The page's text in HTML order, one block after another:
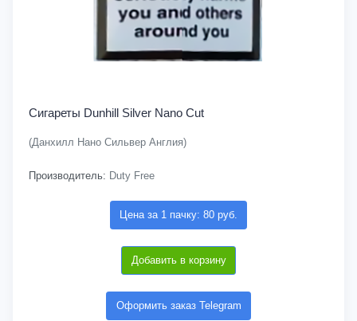
Сигареты Dunhill Silver Nano Cut
(Данхилл Нано Сильвер Англия)
Производитель: Duty Free
Цена за 1 пачку: 80 руб.
Добавить в корзину
Оформить заказ Telegram